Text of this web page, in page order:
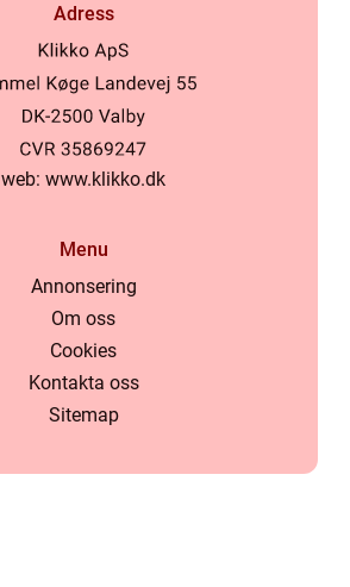
Adress
web: www.klikko.dk
Menu
Annonsering
Om oss
Cookies
Kontakta oss
Sitemap